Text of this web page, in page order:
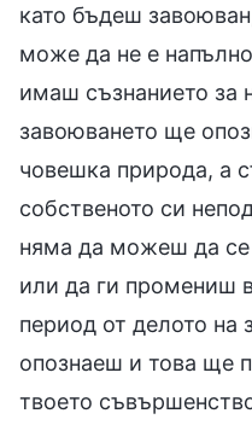
като бъдеш
може да не е
имаш съзнанието за
завоюването ще
човешка природа, а
собственото си
няма да можеш да
или да ги промениш
период от делото на
опознаеш и това ще
твоето